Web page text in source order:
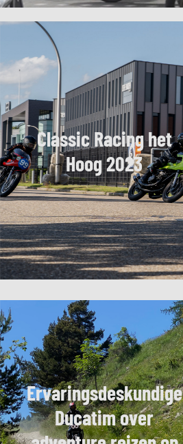
Classic Racing het
Hoog 2023
Ervaringsdeskundige
Ducatim over